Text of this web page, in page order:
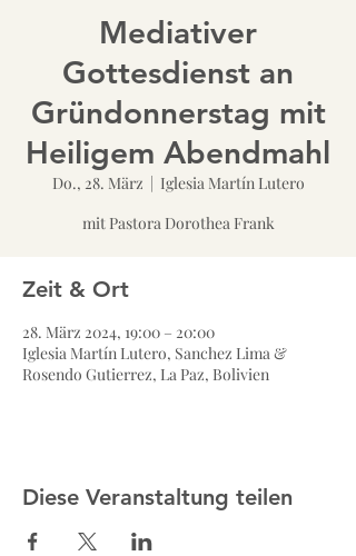
Mediativer
Gottesdienst an
Gründonnerstag mit
Heiligem Abendmahl
Do., 28. März
  |
Iglesia Martín Lutero
mit Pastora Dorothea Frank
Zeit & Ort
28. März 2024, 19:00 – 20:00
Iglesia Martín Lutero, Sanchez Lima &
Rosendo Gutierrez, La Paz, Bolivien
Diese Veranstaltung teilen